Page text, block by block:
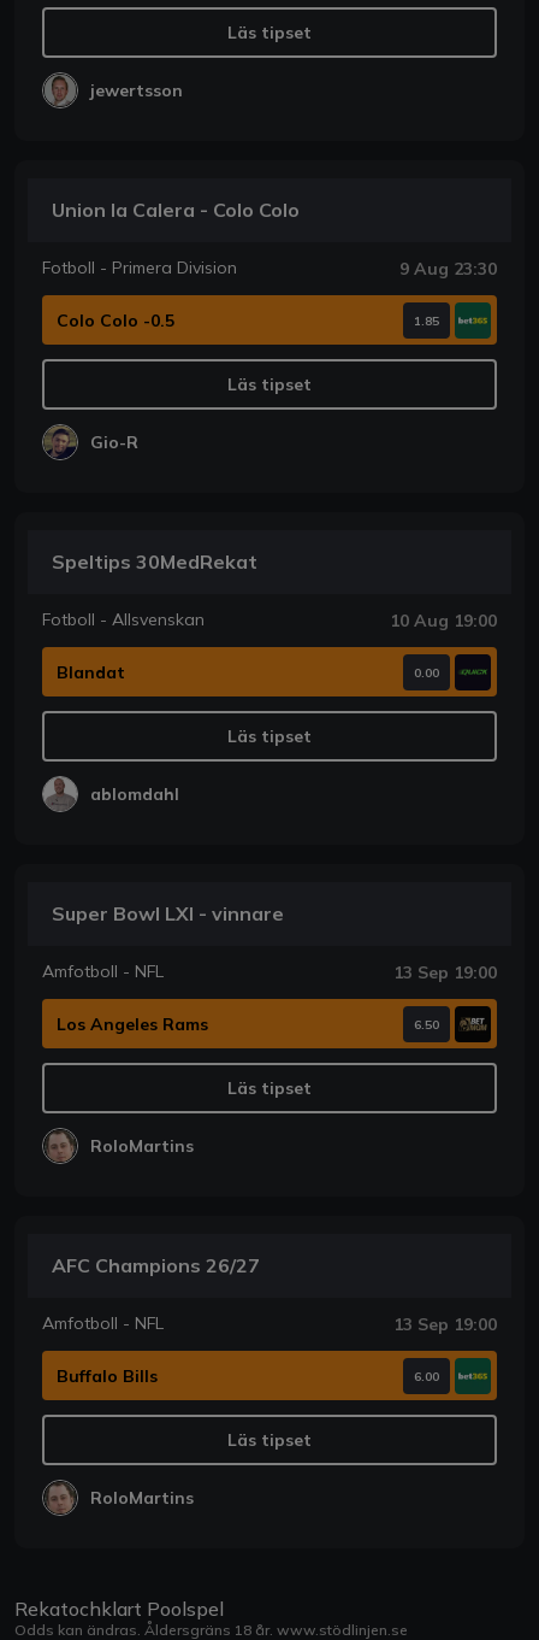
Läs tipset
jewertsson
Union la Calera - Colo Colo
Fotboll - Primera Division 9 Aug 23:30
Colo Colo -0.5 1.85
Läs tipset
Gio-R
Speltips 30MedRekat
Fotboll - Allsvenskan 10 Aug 19:00
Blandat 0.00
Läs tipset
ablomdahl
Super Bowl LXI - vinnare
Amfotboll - NFL 13 Sep 19:00
Los Angeles Rams 6.50
Läs tipset
RoloMartins
AFC Champions 26/27
Amfotboll - NFL 13 Sep 19:00
Buffalo Bills 6.00
Läs tipset
RoloMartins
Rekatochklart Poolspel
Odds kan ändras. Åldersgräns 18 år. www.stödlinjen.se